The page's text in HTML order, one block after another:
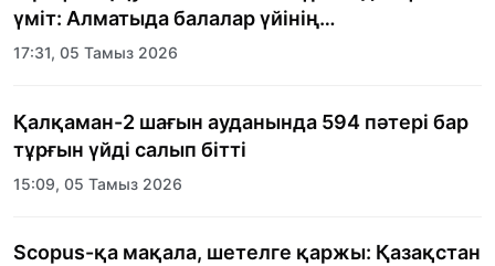
үміт: Алматыда балалар үйінің
тәрбиеленушілеріне мерекелік күн
17:31, 05 Тамыз 2026
Қалқаман-2 шағын ауданында 594 пәтері бар
тұрғын үйді салып бітті
15:09, 05 Тамыз 2026
Scopus-қа мақала, шетелге қаржы: Қазақстан